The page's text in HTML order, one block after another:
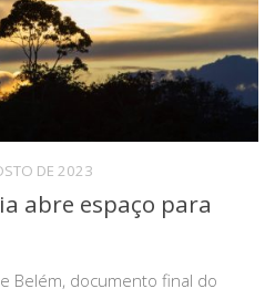
DE 2023
abre espaço para
Belém, documento final do